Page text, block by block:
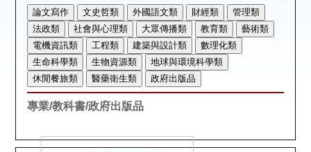
空間借用
熱門借閱
個人借閱
專業/教科書/政府出版品